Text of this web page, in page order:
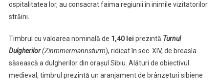
ospitalitatea lor, au consacrat faima regiunii în inimile vizitatorilor
străini.
Timbrul cu valoarea nominală de 1,40 lei prezintă Turnul
Dulgherilor(Zinmmermannsturm), ridicat în sec. XIV, de breasla
săsească a dulgherilor din orașul Sibiu. Alături de obiectivul
medieval, timbrul prezintă un aranjament de brânzeturi sibiene